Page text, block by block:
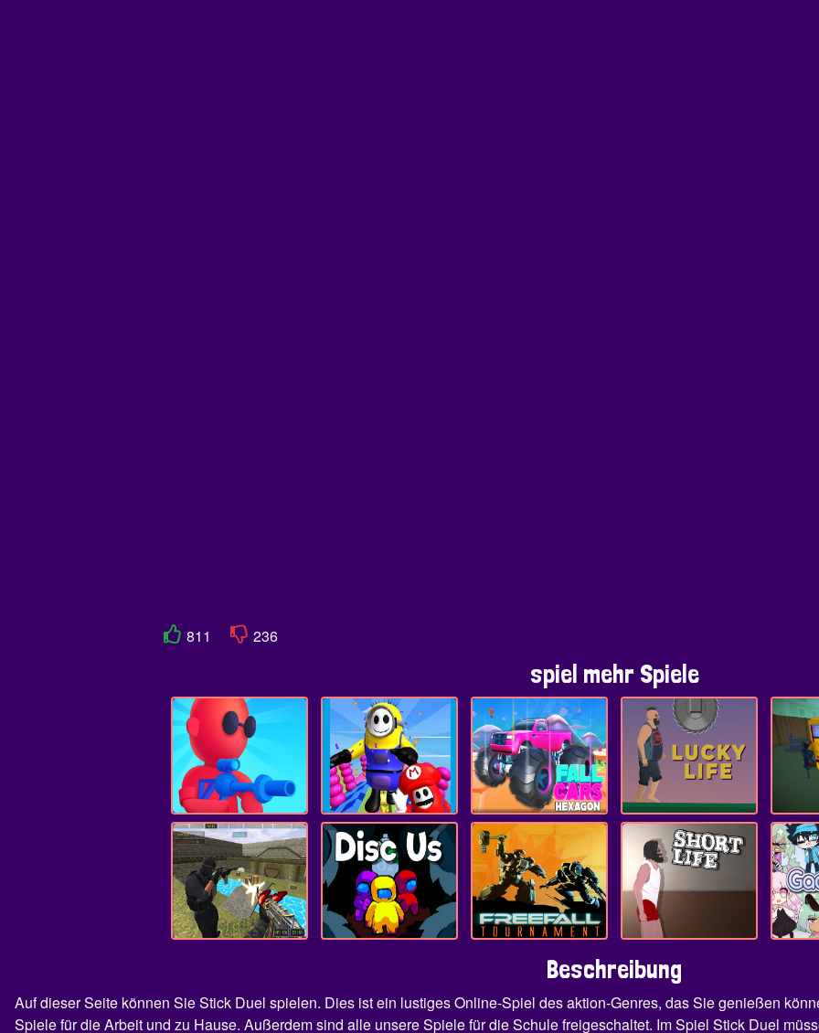
811 236
spiel mehr Spiele
Beschreibung
Auf dieser Seite können Sie Stick Duel spielen. Dies ist ein lustiges Online-Spiel des aktion-Genres, das Sie genießen
Spiele für die Arbeit und zu Hause. Außerdem sind alle unsere Spiele für die Schule freigeschaltet. Im Spiel Stick Duel